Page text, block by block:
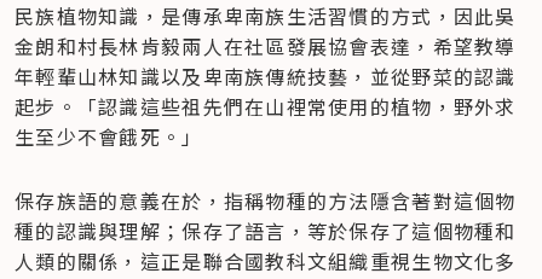
民族植物知識，是傳承卑南族生活習慣的方式，因此吳
金朗和村長林肯毅兩人在社區發展協會表達，希望教導
年輕輩山林知識以及卑南族傳統技藝，並從野菜的認識
起步。「認識這些祖先們在山裡常使用的植物，野外求
生至少不會餓死。」
保存族語的意義在於，指稱物種的方法隱含著對這個物
種的認識與理解；保存了語言，等於保存了這個物種和
人類的關係，這正是聯合國教科文組織重視生物文化多